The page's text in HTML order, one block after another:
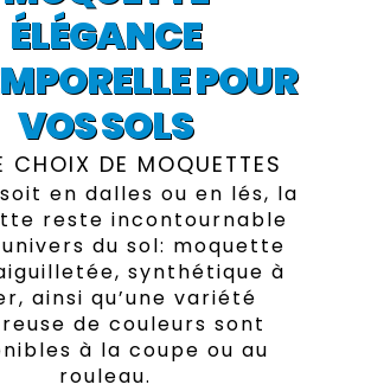
ÉLÉGANCE
POUR
VOS SOLS
CHOIX DE MOQUETTES
en dalles ou en lés, la
reste incontournable
du sol: moquette
synthétique à
ainsi qu’une variété
de couleurs sont
à la coupe ou au
rouleau.